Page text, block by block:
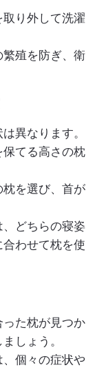
り外して洗濯
殖を防ぎ、衛
異なります。
てる高さの枕
を選び、首が
どちらの寝姿
わせて枕を使
た枕が見つか
しょう。
個々の症状や